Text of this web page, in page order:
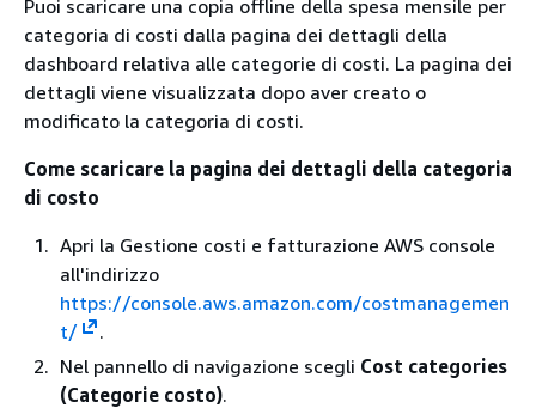
Puoi scaricare una copia offline della spesa mensile per
categoria di costi dalla pagina dei dettagli della
dashboard relativa alle categorie di costi. La pagina dei
dettagli viene visualizzata dopo aver creato o
modificato la categoria di costi.
Come scaricare la pagina dei dettagli della categoria
di costo
Apri la Gestione costi e fatturazione AWS console
all'indirizzo
https://console.aws.amazon.com/costmanagemen
t/
.
Nel pannello di navigazione scegli Cost categories
(Categorie costo).